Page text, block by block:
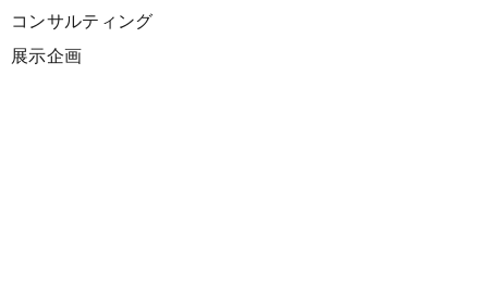
コンサルティング
展示企画